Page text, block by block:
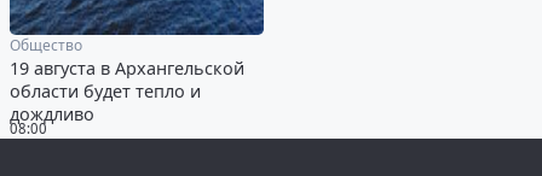
08:00
Общество
19 августа в Архангельской
области будет тепло и
дождливо